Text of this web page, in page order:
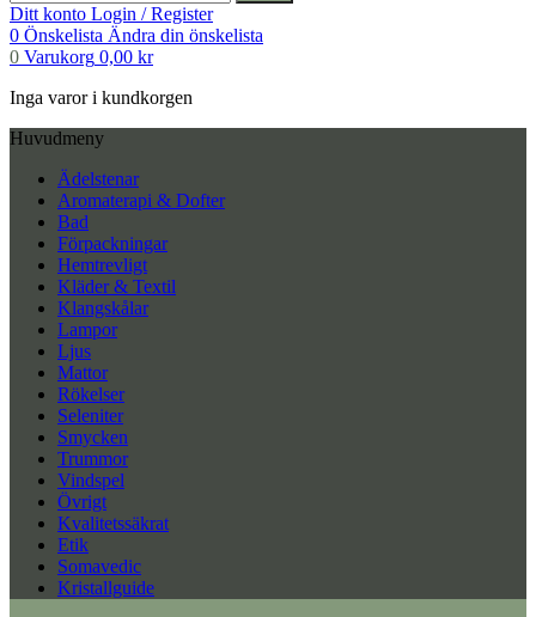
Ditt konto Login / Register
0 Önskelista Ändra din önskelista
0 Varukorg 0,00 kr
Inga varor i kundkorgen
Huvudmeny
Ädelstenar
Aromaterapi & Dofter
Bad
Förpackningar
Hemtrevligt
Kläder & Textil
Klangskålar
Lampor
Ljus
Mattor
Rökelser
Seleniter
Smycken
Trummor
Vindspel
Övrigt
Kvalitetssäkrat
Etik
Somavedic
Kristallguide